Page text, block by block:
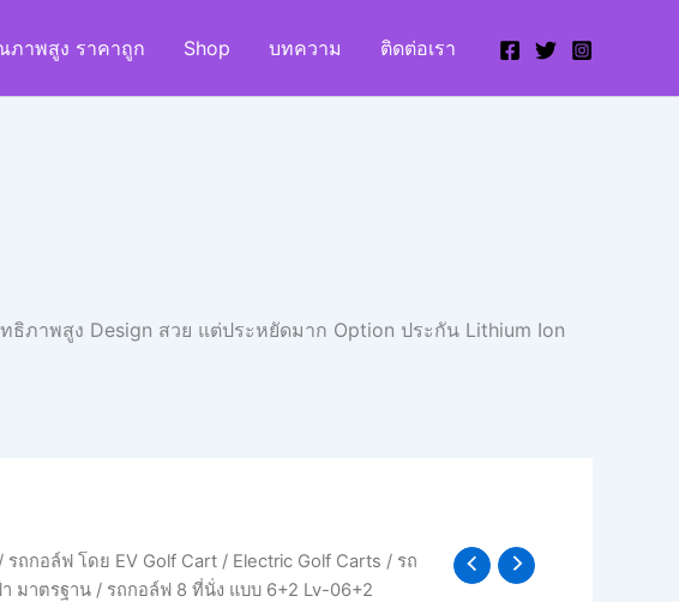
าพสูง ราคาถูก Shop บทความ ติดต่อเรา
าพสูง Design สวย แต่ประหยัดมาก Option ประกัน Lithium Ion
/ รถกอล์ฟ โดย EV Golf Cart / Electric Golf Carts / รถ
มาตรฐาน / รถกอล์ฟ 8 ที่นั่ง แบบ 6+2 Lv-06+2
Original
Current